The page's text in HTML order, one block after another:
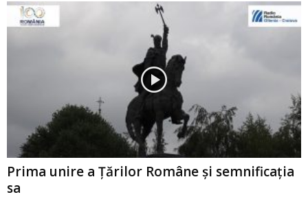
Prima unire a Ţărilor Române şi semnificaţia
sa